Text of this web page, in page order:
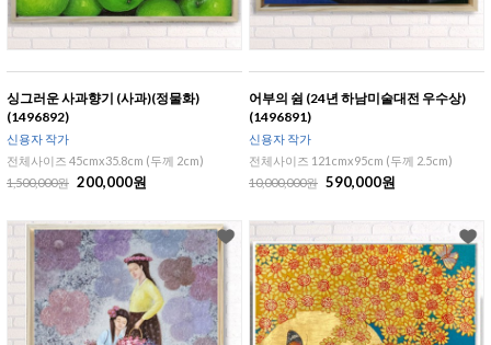
싱그러운 사과향기 (사과)(정물화)
(1496892)
신용자 작가
전체사이즈 45cmx35.8cm (두께 2cm)
1,500,000원 200,000원
어부의 쉼 (24년 하남미술대전 우수상)
(1496891)
신용자 작가
전체사이즈 121cmx95cm (두께 2.5cm)
10,000,000원 590,000원